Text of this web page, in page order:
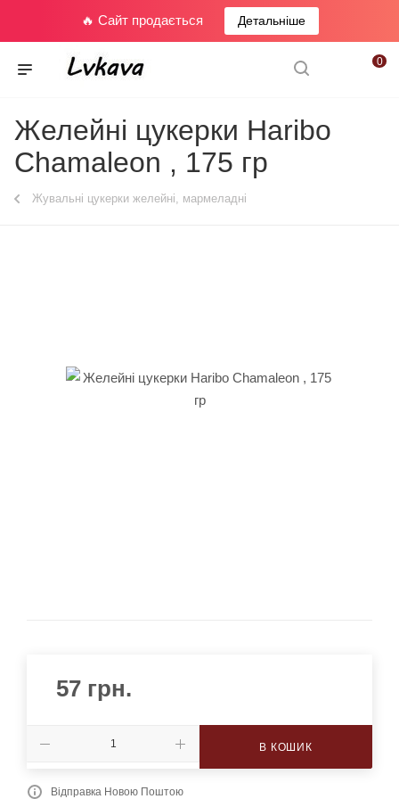
🔥 Сайт продається Детальніше
0
Желейні цукерки Haribo
Chamaleon , 175 гр
Жувальні цукерки желейні, мармеладні
57 грн.
В КОШИК
Відправка Новою Поштою